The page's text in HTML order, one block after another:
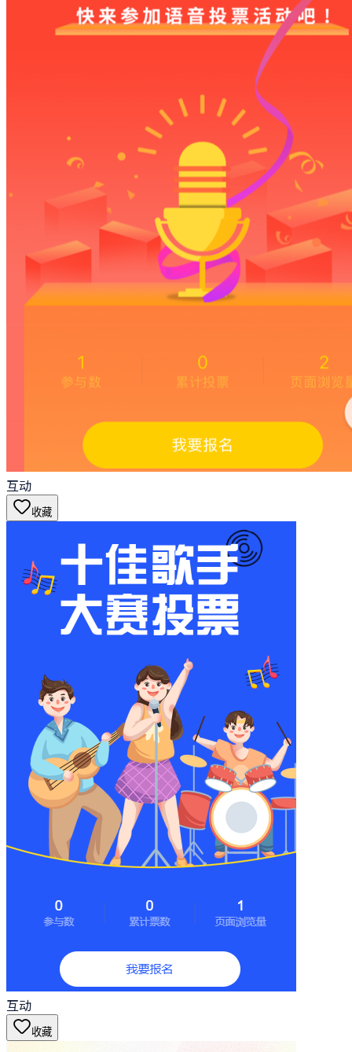
互动
收藏
互动
收藏